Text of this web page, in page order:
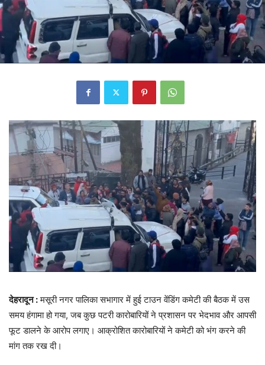
देहरादून :मसूरी नगर पालिका सभागार में हुई टाउन वेंडिंग कमेटी की बैठक में उस
समय हंगामा हो गया, जब कुछ पटरी कारोबारियों ने प्रशासन पर भेदभाव और आपसी
फूट डालने के आरोप लगाए। आक्रोशित कारोबारियों ने कमेटी को भंग करने की
मांग तक रख दी।